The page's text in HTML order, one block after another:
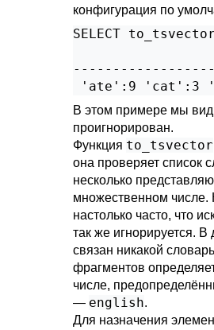
конфигурация по
SELECT
В этом примере мы
проигнорирован.
Функция to_tsvector
она проверяет список
несколько
множественном числе.
настолько часто, что
так же игнорируется.
связан никакой
фрагментов
числе,
— english.
Для назначения